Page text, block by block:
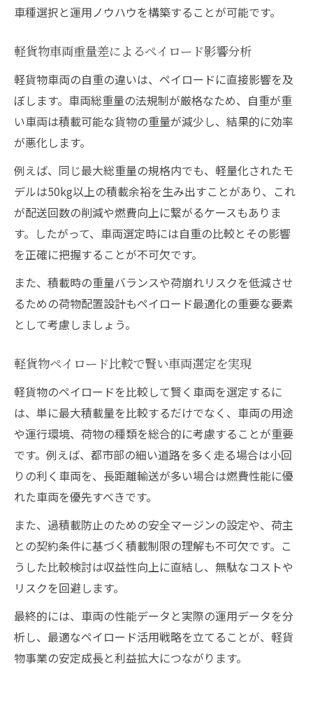
車種選択と運用ノウハウを構築することが可能です。
軽貨物車両重量差によるペイロード影響分析
軽貨物車両の自重の違いは、ペイロードに直接影響を及
ぼします。車両総重量の法規制が厳格なため、自重が重
い車両は積載可能な貨物の重量が減少し、結果的に効率
が悪化します。
例えば、同じ最大総重量の規格内でも、軽量化されたモ
デルは50kg以上の積載余裕を生み出すことがあり、これ
が配送回数の削減や燃費向上に繋がるケースもありま
す。したがって、車両選定時には自重の比較とその影響
を正確に把握することが不可欠です。
また、積載時の重量バランスや荷崩れリスクを低減させ
るための荷物配置設計もペイロード最適化の重要な要素
として考慮しましょう。
軽貨物ペイロード比較で賢い車両選定を実現
軽貨物のペイロードを比較して賢く車両を選定するに
は、単に最大積載量を比較するだけでなく、車両の用途
や運行環境、荷物の種類を総合的に考慮することが重要
です。例えば、都市部の細い道路を多く走る場合は小回
りの利く車両を、長距離輸送が多い場合は燃費性能に優
れた車両を優先すべきです。
また、過積載防止のための安全マージンの設定や、荷主
との契約条件に基づく積載制限の理解も不可欠です。こ
うした比較検討は収益性向上に直結し、無駄なコストや
リスクを回避します。
最終的には、車両の性能データと実際の運用データを分
析し、最適なペイロード活用戦略を立てることが、軽貨
物事業の安定成長と利益拡大につながります。